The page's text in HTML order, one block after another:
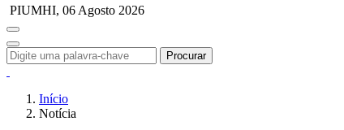
PIUMHI, 06 Agosto 2026
Procurar
Início
Notícia